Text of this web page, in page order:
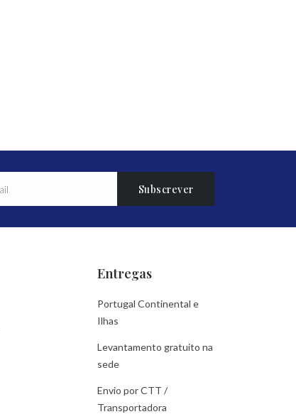
Subscrever
Entregas
Portugal Continental e
Ilhas
Levantamento gratuito na
sede
Envio por CTT /
Transportadora